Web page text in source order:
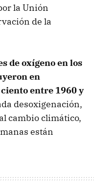
la Unión
de la
de oxígeno en los
en
entre 1960 y
desoxigenación,
cambio climático,
están